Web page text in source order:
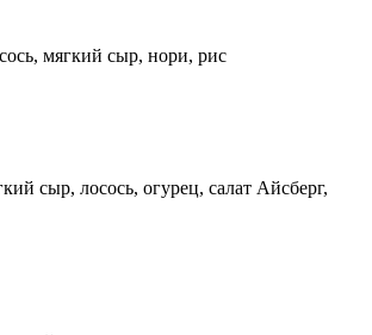
мягкий сыр, нори, рис
сыр, лосось, огурец, салат Айсберг,